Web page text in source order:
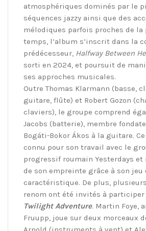
atmosphériques dominés par le
séquences jazzy ainsi que des
mélodiques parfois proches de la
temps, l’album s’inscrit dans la
prédécesseur, Halfway Between
sorti en 2024, et poursuit de
ses approches musicales.
Outre Thomas Klarmann (basse,
guitare, flûte) et Robert Gozon
claviers), le groupe comprend
Jacobs (batterie), membre
Bogáti-Bokor Ákos à la guitare.
connu pour son travail avec le
progressif roumain Yesterdays et
de son empreinte grâce à son
caractéristique. De plus,
renom ont été invités à participer
Twilight Adventure. Martin Foye,
Fruupp, joue sur deux morceaux